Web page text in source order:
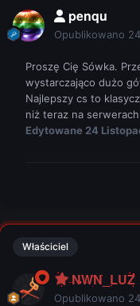
penqu
Opublikowano
Proszę Cię Sówka.
wystarczająco dużo
Najlepszy cs to
niż teraz na
Edytowane 24
Właściciel
NWN_LUZ
Opublikowano